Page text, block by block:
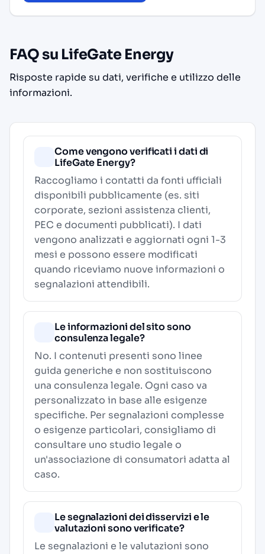
FAQ su LifeGate Energy
Risposte rapide su dati, verifiche e utilizzo delle
informazioni.
Come vengono verificati i dati di
LifeGate Energy?
Raccogliamo i contatti da fonti ufficiali
disponibili pubblicamente (es. siti
corporate, sezioni assistenza clienti,
PEC e documenti pubblicati). I dati
vengono analizzati e aggiornati ogni 1-3
mesi e possono essere modificati
quando riceviamo nuove informazioni o
segnalazioni attendibili.
Le informazioni del sito sono
consulenza legale?
No. I contenuti presenti sono linee
guida generiche e non sostituiscono
una consulenza legale. Ogni caso va
personalizzato in base alle esigenze
specifiche. Per segnalazioni complesse
o esigenze particolari, consigliamo di
consultare uno studio legale o
un'associazione di consumatori adatta al
caso.
Le segnalazioni dei disservizi e le
valutazioni sono verificate?
Le segnalazioni e le valutazioni sono